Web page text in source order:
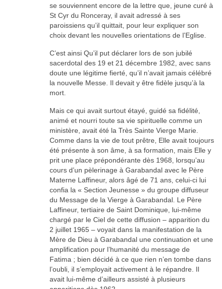
se souviennent encore de la lettre que, jeune curé à
St Cyr du Ronceray, il avait adressé à ses
paroissiens qu’il quittait, pour leur expliquer son
choix devant les nouvelles orientations de l’Eglise.
C’est ainsi Qu’il put déclarer lors de son jubilé
sacerdotal des 19 et 21 décembre 1982, avec sans
doute une légitime fierté, qu’il n’avait jamais célébré
la nouvelle Messe. Il devait y être fidèle jusqu’à la
mort.
Mais ce qui avait surtout étayé, guidé sa fidélité,
animé et nourri toute sa vie spirituelle comme un
ministère, avait été la Très Sainte Vierge Marie.
Comme dans la vie de tout prêtre, Elle avait toujours
été présente à son âme, à sa formation, mais Elle y
prit une place prépondérante dès 1968, lorsqu’au
cours d’un pèlerinage à Garabandal avec le Père
Materne Laffineur, alors âgé de 71 ans, celui-ci lui
confia la « Section Jeunesse » du groupe diffuseur
du Message de la Vierge à Garabandal. Le Père
Laffineur, tertiaire de Saint Dominique, lui-même
chargé par le Ciel de cette diffusion – apparition du
2 juillet 1965 – voyait dans la manifestation de la
Mère de Dieu à Garabandal une continuation et une
amplification pour l’humanité du message de
Fatima ; bien décidé à ce que rien n’en tombe dans
l’oubli, il s’employait activement à le répandre. Il
avait lui-même d’ailleurs assisté à plusieurs